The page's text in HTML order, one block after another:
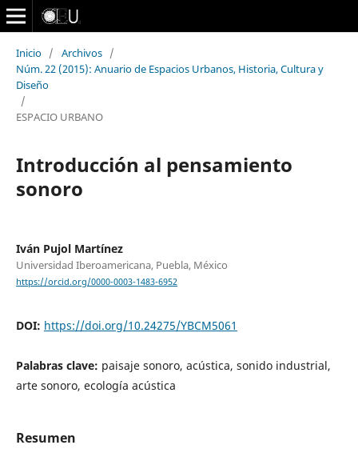
Inicio / Archivos /
Núm. 22 (2015): Anuario de Espacios Urbanos, Historia, Cultura y
Diseño
/
ESPACIO URBANO
Introducción al pensamiento
sonoro
Iván Pujol Martínez
Universidad Iberoamericana, Puebla, México
https://orcid.org/0000-0003-1483-6952
DOI: https://doi.org/10.24275/YBCM5061
Palabras clave: paisaje sonoro, acústica, sonido industrial,
arte sonoro, ecología acústica
Resumen